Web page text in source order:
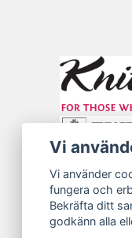
Vi
Vi använder
fungera och
Bekräfta ditt
godkänn alla